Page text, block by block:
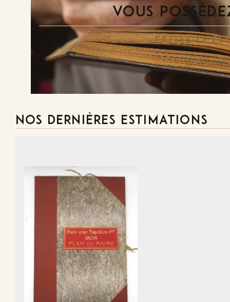
VOUS
FAITES-LE
NOS DERNIÈRES ESTIMATIONS